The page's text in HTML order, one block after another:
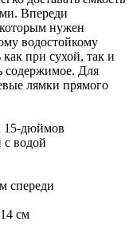
Впереди
нужен
водостойкому
при сухой, так и
содержимое. Для
лямки прямого
15-дюймов
с водой
спереди
см